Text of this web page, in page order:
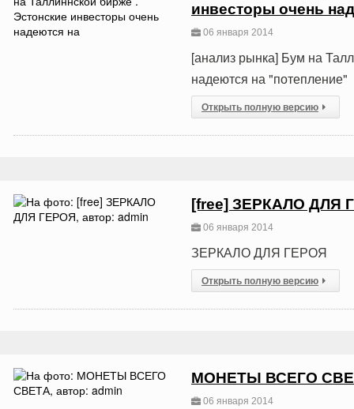
инвесторы очень
06 января 2014
[анализ рынка] Бум на
надеются на "потепление"
Открыть полную версию
[free] ЗЕРКАЛО ДЛЯ
06 января 2014
ЗЕРКАЛО ДЛЯ ГЕРОЯ
Открыть полную версию
МОНЕТЫ ВСЕГО
06 января 2014